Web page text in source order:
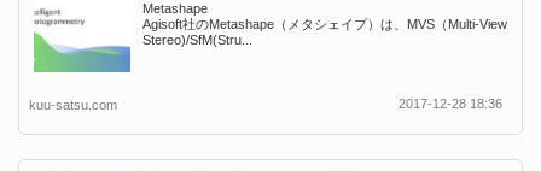
Metashape
Agisoft社のMetashape（メタシェイプ）は、MVS（Multi-View
Stereo)/SfM(Stru...
kuu-satsu.com 2017-12-28 18:36